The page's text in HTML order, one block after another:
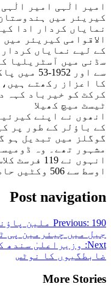
امیر الٰہی امیر
کیریئر میں
نمایاں کردار ادا
الاقوامی کیریئر
سڈنی میں آسٹریلیا
سے اور
کرکٹ کو خیرباد کہہ
ٹیسٹ میچ کھیلا
انھوں نے اپنے
کے باؤلر کے طور پر
گوگلز میں تبدیل ہو
مشہور تھے۔ وہ
اوسط سے 506 وکٹیں حاصل کیں۔
Post navigation
Previous: 190 ملین
جیل میں چیئرمین پی
Next:
وزیراعلیٰ سندھ
ضابطگیوں کا نوٹس
More Stories